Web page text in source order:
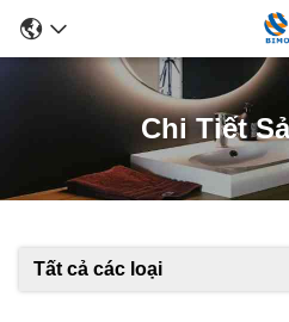
Chi Tiết
Tất cả các loại